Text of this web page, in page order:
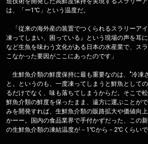
は、「ー1℃」という温度だ。
「従来の海外産の装置でつくられるスラリーア
凍ってしまい、困っている』という現場の声を耳
など生魚を味わう文化がある日本の水産業で、ス
こなかった要因がここにあったのです」
生鮮魚介類の鮮度保持に最も重要なのは、"冷凍
と。というのも、一度凍ってしまうと鮮魚として
るだけでなく、味も落ちてしまうからだ。そこで
鮮魚介類の鮮度を保ったまま、遠方に運ぶことが
みを開発すれば、生鮮魚介類の販路拡大や価値向
かーー。国内の食品業界で手付かずだった、この
の生鮮魚介類の凍結温度が－1℃から－2℃くらいで